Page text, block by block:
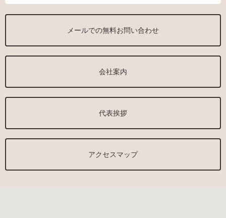
メールでの無料お問い合わせ
会社案内
代表挨拶
アクセスマップ